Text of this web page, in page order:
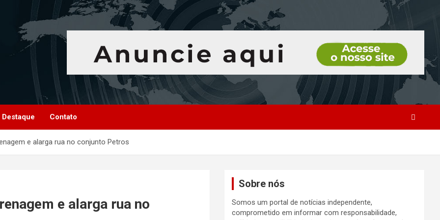
Destaque Contato
e alarga rua no conjunto Petros
e alarga rua no
Sobre nós
Somos um portal de notícias independente,
comprometido em informar com responsabilidade,